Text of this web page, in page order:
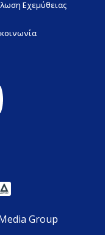
Εχεμύθειας
Group